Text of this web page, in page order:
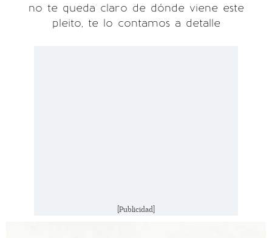
no te queda claro de dónde viene este
pleito, te lo contamos a detalle
[Publicidad]